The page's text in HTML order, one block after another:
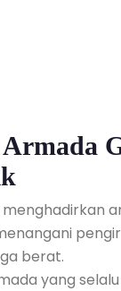
menghadirkan
berat.
yang